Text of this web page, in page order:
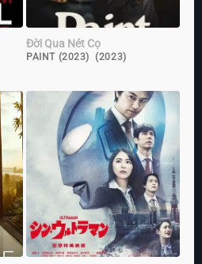
Đời Qua Nét Cọ
PAINT (2023) (2023)